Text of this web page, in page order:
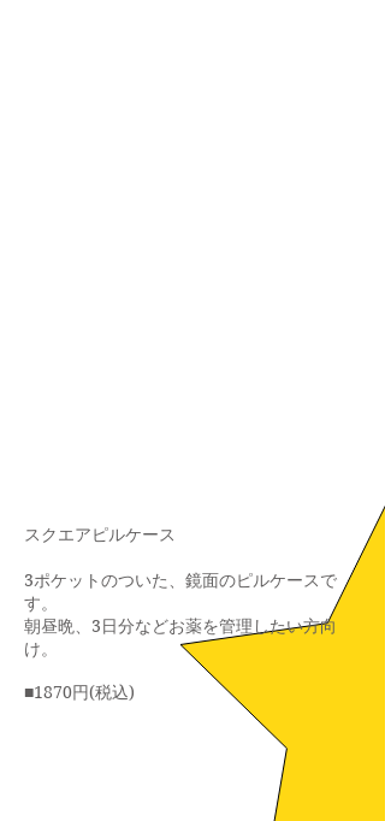
​スクエアピルケース
​3ポケットのついた、鏡面のピルケースで
す。
朝昼晩、3日分などお薬を管理したい方向
け。
■1870円(税込)